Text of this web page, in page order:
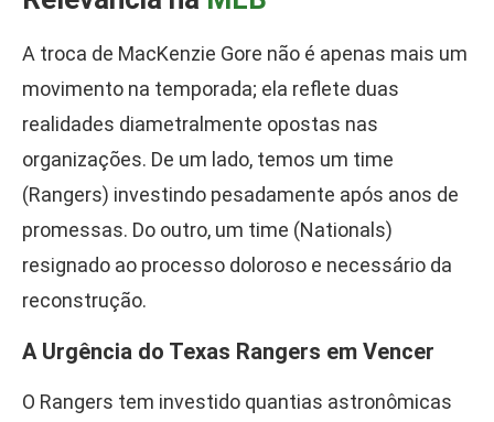
A troca de MacKenzie Gore não é apenas mais um
movimento na temporada; ela reflete duas
realidades diametralmente opostas nas
organizações. De um lado, temos um time
(Rangers) investindo pesadamente após anos de
promessas. Do outro, um time (Nationals)
resignado ao processo doloroso e necessário da
reconstrução.
A Urgência do Texas Rangers em Vencer
O Rangers tem investido quantias astronômicas